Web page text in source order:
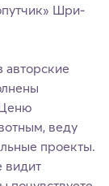
Шри-
веду
проекты.
видит